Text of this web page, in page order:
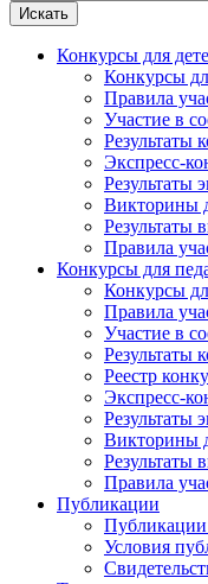
Конкурсы для
Конкурсы
Правила
Участие в
Результаты
Экспресс-
Результаты
Викторины
Результаты
Правила
Конкурсы для
Конкурсы
Правила
Участие в
Результаты
Реестр
Экспресс-
Результаты
Викторины
Результаты
Правила
Публикации
Публикации
Условия